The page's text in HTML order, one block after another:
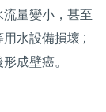
量變小，甚至
水設備損壞 ;
成壁癌。